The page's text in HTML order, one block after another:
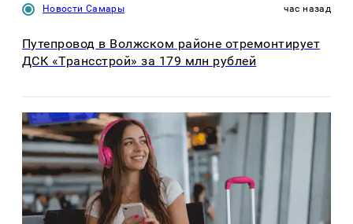
Новости Самары час назад
Путепровод в Волжском районе отремонтирует
ДСК «Трансстрой» за 179 млн рублей